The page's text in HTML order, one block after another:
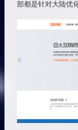
部都是针对大陆优